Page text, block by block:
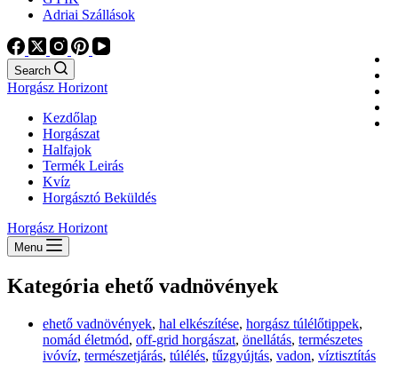
Adriai Szállások
Search
Horgász Horizont
Kezdőlap
Horgászat
Halfajok
Termék Leirás
Kvíz
Horgásztó Beküldés
Horgász Horizont
Menu
Kategória ehető vadnövények
ehető vadnövények, hal elkészítése, horgász túlélőtippek,
nomád életmód, off-grid horgászat, önellátás, természetes
ivóvíz, természetjárás, túlélés, tűzgyújtás, vadon, víztisztítás